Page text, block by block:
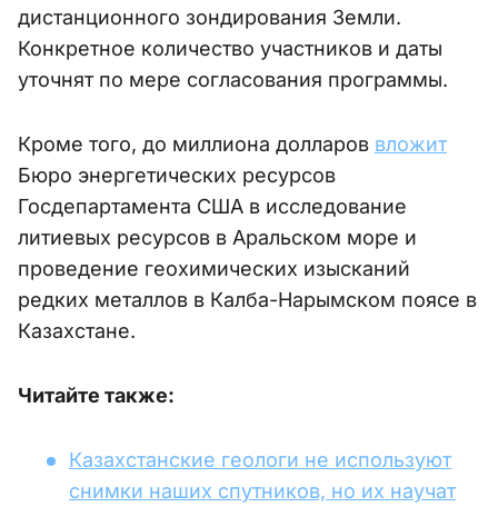
дистанционного зондирования Земли.
Конкретное количество участников и даты
уточнят по мере согласования программы.
Кроме того, до миллиона долларов вложит
Бюро энергетических ресурсов
Госдепартамента США в исследование
литиевых ресурсов в Аральском море и
проведение геохимических изысканий
редких металлов в Калба-Нарымском поясе в
Казахстане.
Читайте также:
Казахстанские геологи не используют
снимки наших спутников, но их научат